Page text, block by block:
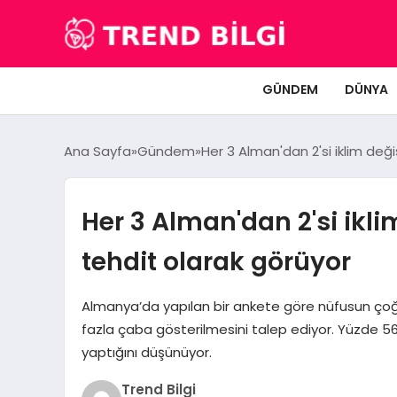
GÜNDEM DÜNYA
Ana Sayfa Gündem Her 3 Alman'dan 2'si iklim
Her 3 Alman'dan 2'si
tehdit olarak görüyor
Almanya’da yapılan bir ankete göre nüfusun
fazla çaba gösterilmesini talep ediyor. Yüzde
yaptığını düşünüyor.
Trend Bilgi